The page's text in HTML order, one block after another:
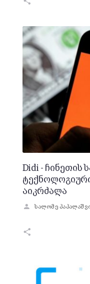
Didi - ჩინეთის
ტექნოლოგიური
აიკრძალა
სალომე